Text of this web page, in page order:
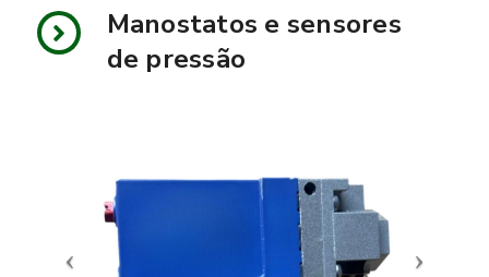
Manostatos e sensores
de pressão